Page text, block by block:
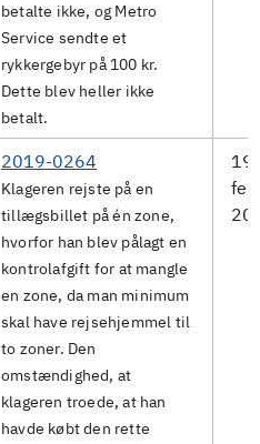
betalte ikke, og Metro
Service sendte et
rykkergebyr på 100 kr.
Dette blev heller ikke
betalt.
2019-0264
Klageren rejste på en
tillægsbillet på én zone,
hvorfor han blev pålagt en
kontrolafgift for at mangle
en zone, da man minimum
skal have rejsehjemmel til
to zoner. Den
omstændighed, at
klageren troede, at han
havde købt den rette
19.